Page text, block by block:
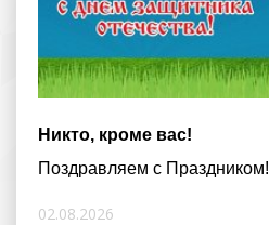
Никто, кроме вас!
Поздравляем с Праздником!
02.08.2026